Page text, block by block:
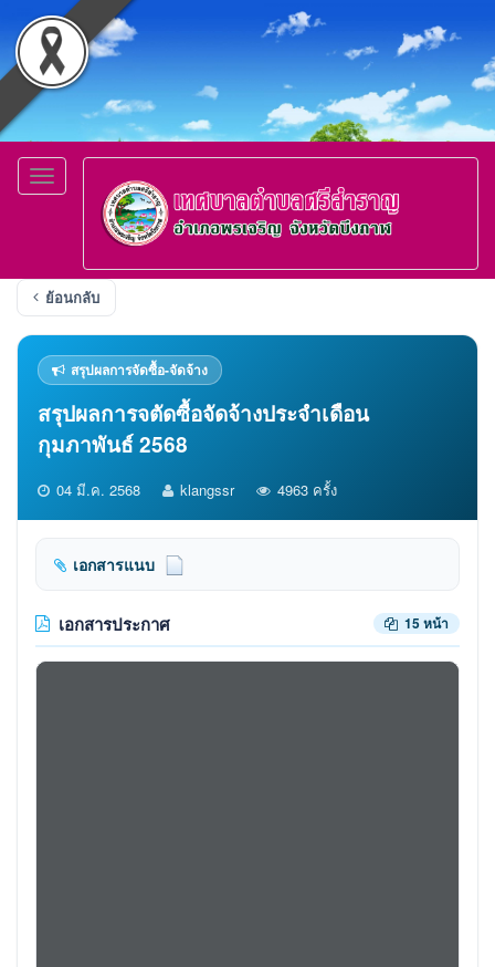
Toggle
navigation
ย้อนกลับ
สรุปผลการจัดซื้อ-จัดจ้าง
สรุปผลการจตัดซื้อจัดจ้างประจำเดือน
กุมภาพันธ์ 2568
04 มี.ค. 2568 klangssr 4963 ครั้ง
เอกสารแนบ
เอกสารประกาศ 15 หน้า